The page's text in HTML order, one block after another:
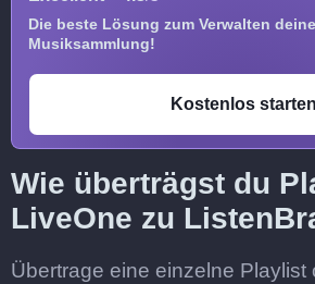
Die beste Lösung zum Verwalten
Musiksammlung!
Kostenlos starten
Wie überträgst du
LiveOne zu
Übertrage eine einzelne Playlist